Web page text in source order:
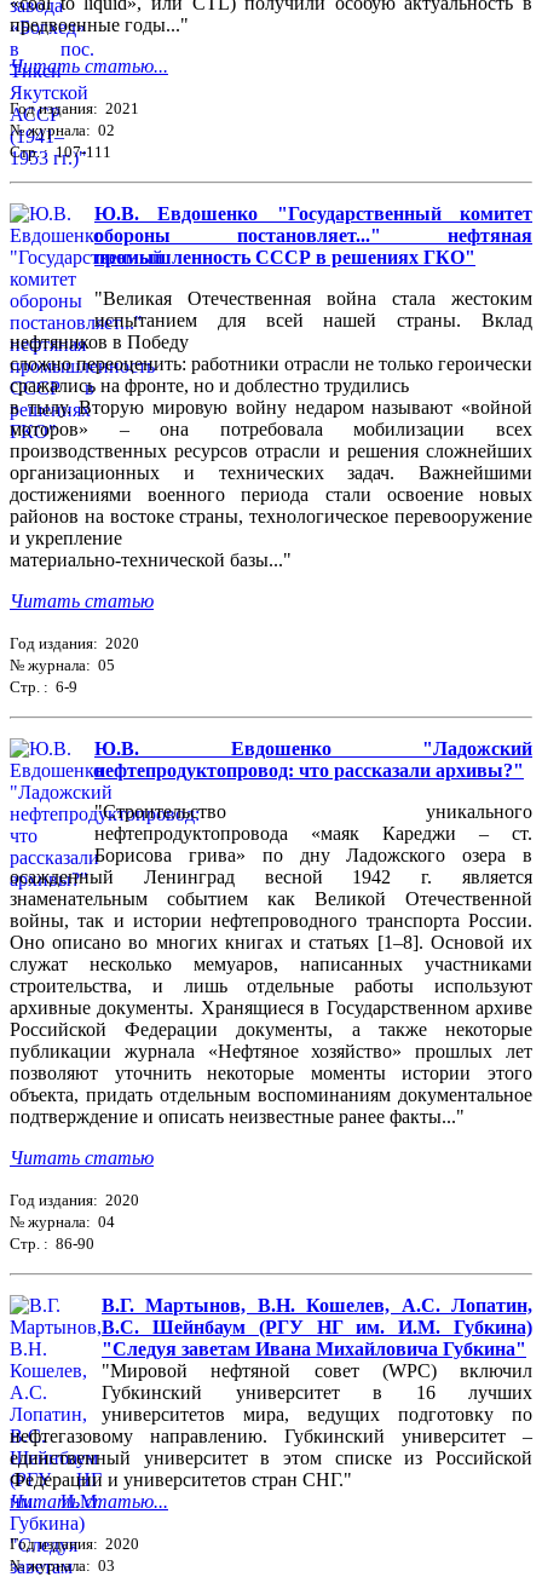
предвоенные годы..."
Читать статью...
Год издания: 2021
№ журнала: 02
Стр. : 107-111
Ю.В. Евдошенко "Государственный комитет
обороны постановляет..." нефтяная
промышленность СССР в решениях ГКО"
"Великая Отечественная война стала жестоким
испытанием для всей нашей страны. Вклад
нефтяников в Победу
сложно переоценить: работники отрасли не только героически
сражались на фронте, но и доблестно трудились
в тылу. Вторую мировую войну недаром называют «войной
моторов» – она потребовала мобилизации всех
производственных ресурсов отрасли и решения сложнейших
организационных и технических задач. Важнейшими
достижениями военного периода стали освоение новых
районов на востоке страны, технологическое перевооружение
и укрепление
материально-технической базы..."
Читать статью
Год издания: 2020
№ журнала: 05
Стр. : 6-9
Ю.В. Евдошенко "Ладожский
нефтепродуктопровод: что рассказали архивы?"
"Строительство уникального
нефтепродуктопровода «маяк Кареджи – ст.
Борисова грива» по дну Ладожского озера в
осажденный Ленинград весной 1942 г. является
знаменательным событием как Великой Отечественной
войны, так и истории нефтепроводного транспорта России.
Оно описано во многих книгах и статьях [1–8]. Основой их
служат несколько мемуаров, написанных участниками
строительства, и лишь отдельные работы используют
архивные документы. Хранящиеся в Государственном архиве
Российской Федерации документы, а также некоторые
публикации журнала «Нефтяное хозяйство» прошлых лет
позволяют уточнить некоторые моменты истории этого
объекта, придать отдельным воспоминаниям документальное
подтверждение и описать неизвестные ранее факты..."
Читать статью
Год издания: 2020
№ журнала: 04
Стр. : 86-90
В.Г. Мартынов, В.Н. Кошелев, А.С. Лопатин,
В.С. Шейнбаум (РГУ НГ им. И.М. Губкина)
"Следуя заветам Ивана Михайловича Губкина"
"Мировой нефтяной совет (WPC) включил
Губкинский университет в 16 лучших
университетов мира, ведущих подготовку по
нефтегазовому направлению. Губкинский университет –
единственный университет в этом списке из Российской
Федерации и университетов стран СНГ."
Читать статью...
Год издания: 2020
№ журнала: 03